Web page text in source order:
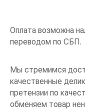
Оплата возможна
переводом по СБП.
Мы стремимся
качественные
претензии по
обменяем товар